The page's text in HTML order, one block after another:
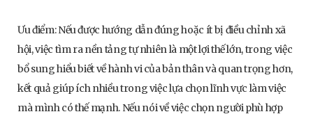
Ưu điểm: Nếu được hướng dẫn đúng hoặc ít bị điều chỉnh xã
hội, việc tìm ra nền tảng tự nhiên là một lợi thế lớn, trong việc
bổ sung hiểu biết về hành vi của bản thân và quan trọng hơn,
kết quả giúp ích nhiều trong việc lựa chọn lĩnh vực làm việc
mà mình có thế mạnh. Nếu nói về việc chọn người phù hợp